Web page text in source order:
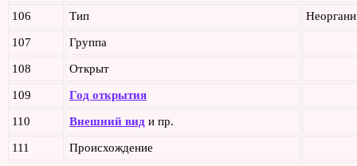
106 Тип
107 Группа
108 Открыт
109 Год открытия
110 Внешний вид и пр.
111 Происхождение